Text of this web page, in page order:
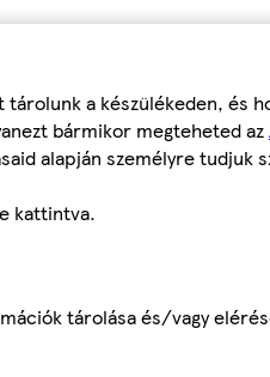
a készülékeden, és
bármikor megteheted az
alapján személyre tudjuk
kattintva.
tárolása és/vagy